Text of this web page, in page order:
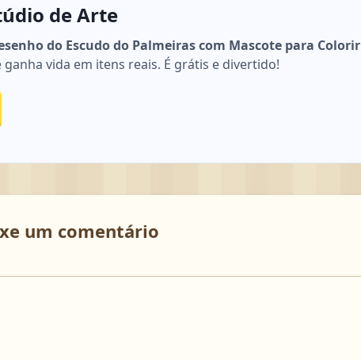
de Arte
do Escudo do Palmeiras com Mascote para Colorir
vida em itens reais. É grátis e divertido!
um comentário